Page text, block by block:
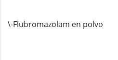
\-Flubromazolam en polvo